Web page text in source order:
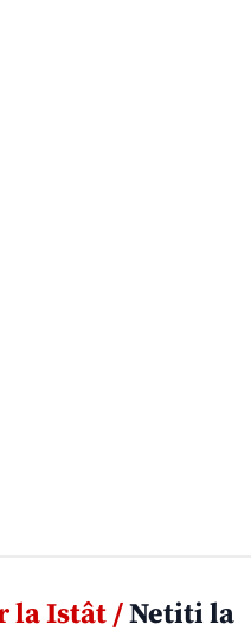
la Istât /Netiti la